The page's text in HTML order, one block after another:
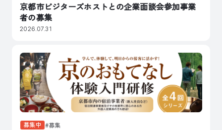
京都市ビジターズホストとの企業面談会参加事業
者の募集
2026.07.31
募集中 募集